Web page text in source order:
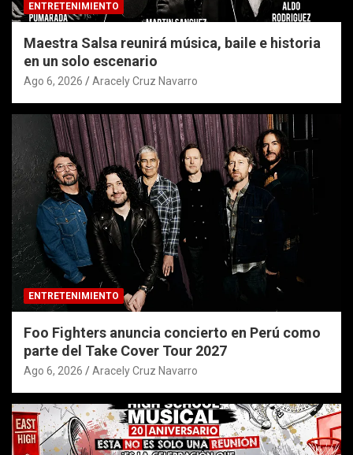
ENTRETENIMIENTO
Maestra Salsa reunirá música, baile e historia
en un solo escenario
Ago 6, 2026 Aracely Cruz Navarro
ENTRETENIMIENTO
Foo Fighters anuncia concierto en Perú como
parte del Take Cover Tour 2027
Ago 6, 2026 Aracely Cruz Navarro